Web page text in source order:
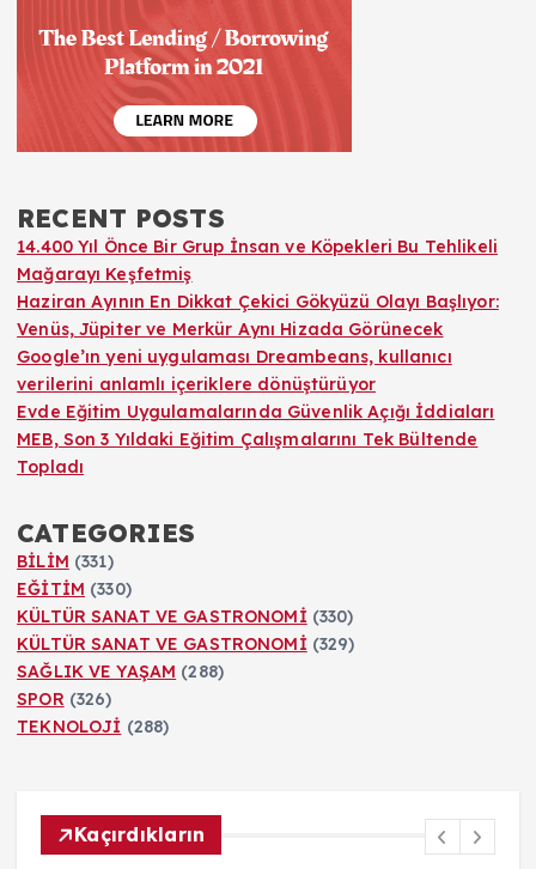
RECENT POSTS
14.400 Yıl Önce Bir Grup İnsan ve Köpekleri Bu Tehlikeli
Mağarayı Keşfetmiş
Haziran Ayının En Dikkat Çekici Gökyüzü Olayı Başlıyor:
Venüs, Jüpiter ve Merkür Aynı Hizada Görünecek
Google’ın yeni uygulaması Dreambeans, kullanıcı
verilerini anlamlı içeriklere dönüştürüyor
Evde Eğitim Uygulamalarında Güvenlik Açığı İddiaları
MEB, Son 3 Yıldaki Eğitim Çalışmalarını Tek Bültende
Topladı
CATEGORIES
BİLİM (331)
EĞİTİM (330)
KÜLTÜR SANAT VE GASTRONOMİ (330)
KÜLTÜR SANAT VE GASTRONOMİ (329)
SAĞLIK VE YAŞAM (288)
SPOR (326)
TEKNOLOJİ (288)
Kaçırdıkların